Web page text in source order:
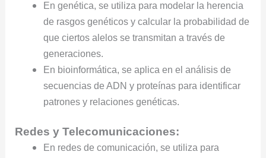
En genética, se utiliza para modelar la herencia
de rasgos genéticos y calcular la probabilidad de
que ciertos alelos se transmitan a través de
generaciones.
En bioinformática, se aplica en el análisis de
secuencias de ADN y proteínas para identificar
patrones y relaciones genéticas.
Redes y Telecomunicaciones:
En redes de comunicación, se utiliza para